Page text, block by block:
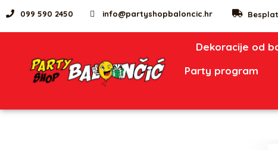
099 590 2450 info@partyshopbaloncic.hr
Dekoracije od
Party program